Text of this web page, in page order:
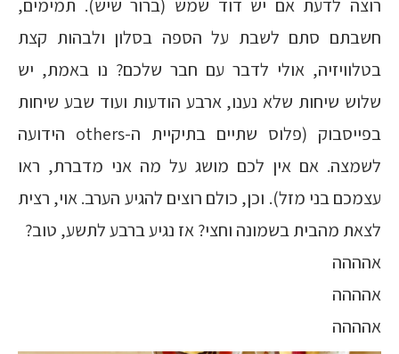
רוצה לדעת אם יש דוד שמש (ברור שיש). תמימים,
חשבתם סתם לשבת על הספה בסלון ולבהות קצת
בטלוויזיה, אולי לדבר עם חבר שלכם? נו באמת, יש
שלוש שיחות שלא נענו, ארבע הודעות ועוד שבע שיחות
בפייסבוק (פלוס שתיים בתיקיית ה-others הידועה
לשמצה. אם אין לכם מושג על מה אני מדברת, ראו
עצמכם בני מזל). וכן, כולם רוצים להגיע הערב. אוי, רצית
לצאת מהבית בשמונה וחצי? אז נגיע ברבע לתשע, טוב?
אהההה
אהההה
אהההה